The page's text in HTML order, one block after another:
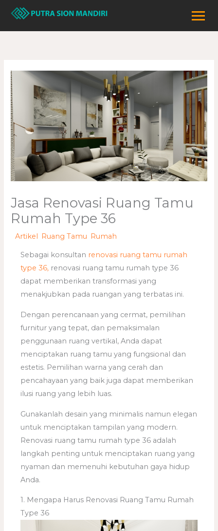
Lewati
konten
Jasa Renovasi Ruang Tamu
Rumah Type 36
/Artikel Ruang Tamu Rumah
Sebagai konsultan renovasi ruang tamu rumah
type 36, renovasi ruang tamu rumah type 36
dapat memberikan transformasi yang
menakjubkan pada ruangan yang terbatas ini.
Dengan perencanaan yang cermat, pemilihan
furnitur yang tepat, dan pemaksimalan
penggunaan ruang vertikal, Anda dapat
menciptakan ruang tamu yang fungsional dan
estetis. Pemilihan warna yang cerah dan
pencahayaan yang baik juga dapat memberikan
ilusi ruang yang lebih luas.
Gunakanlah desain yang minimalis namun elegan
untuk menciptakan tampilan yang modern.
Renovasi ruang tamu rumah type 36 adalah
langkah penting untuk menciptakan ruang yang
nyaman dan memenuhi kebutuhan gaya hidup
Anda.
1. Mengapa Harus Renovasi Ruang Tamu Rumah
Type 36